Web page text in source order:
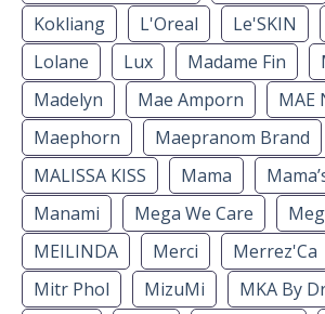
Kokliang
L'Oreal Le'SKIN
Lolane
Lux Madame Fin
Madelyn
Mae Amporn
MAE
Maephorn
Maepranom Brand
MALISSA KISS
Mama
Manami
Mega We Care
MEILINDA
Merci Merrez'Ca
Mitr Phol
MizuMi
MKA By